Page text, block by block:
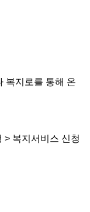
복지로를 통해 온
> 복지서비스 신청